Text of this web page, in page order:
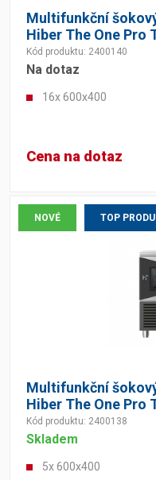
Multifunkční
Hiber The One Pro
Kód produktu: 2400140
Na dotaz
16x 600x400
Cena na dotaz
NOVÉ TOP
Multifunkční
Hiber The One Pro
Kód produktu: 2400138
Skladem
5x 600x400